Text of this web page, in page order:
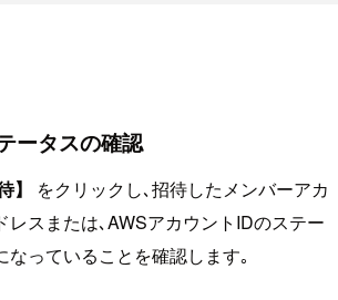
ータスの確認
】
をクリックし､招待したメンバーアカ
レスまたは､AWSアカウントIDのステー
なっていることを確認します｡